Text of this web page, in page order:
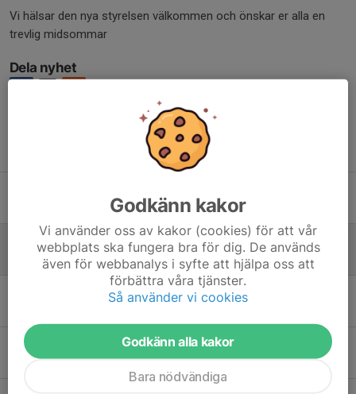
Vi hälsar den nya styrelsen välkommen och önskar er alla en
trevlig midsommar
Dela nyhet
4 aug, 10:05
Styrelsen säsongen 26/27
18 jun, 10:31
Smygpremiär för nya Mürbecks
Årsmöte Bäcken HC 2026 onsdag 17 Juni kl 18.30
18 maj, 15:25
Godkänn kakor
Vi använder oss av kakor (cookies) för att vår
webbplats ska fungera bra för dig. De används
även för webbanalys i syfte att hjälpa oss att
förbättra våra tjänster.
Så använder vi cookies
Godkänn alla kakor
Bara nödvändiga